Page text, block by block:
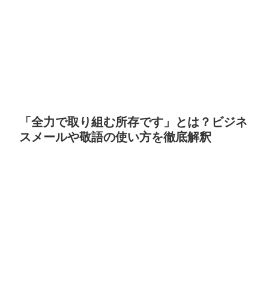
「全力で取り組む所存です」とは？ビジネ
スメールや敬語の使い方を徹底解釈